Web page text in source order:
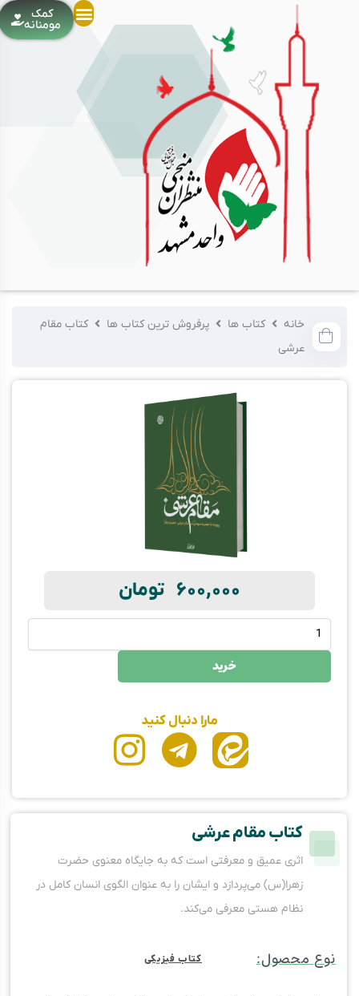
کمک
مومنانه
خانه کتاب ها پرفروش ترین کتاب ها
کتاب مقام
عرشی
600,000 تومان
خرید
مارا دنبال کنید
کتاب مقام عرشی
اثری عمیق و معرفتی است که به جایگاه معنوی حضرت
زهرا(س) می‌پردازد و ایشان را به‌ عنوان الگوی انسان کامل در
نظام هستی معرفی می‌کند.
نوع محصول: کتاب فیزیکی